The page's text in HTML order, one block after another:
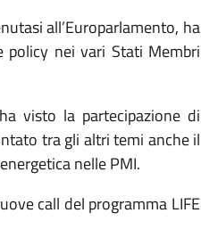
all’Europarlamento, ha
policy nei vari Stati Membri
visto la partecipazione di
tra gli altri temi anche il
nelle PMI.
call del programma LIFE